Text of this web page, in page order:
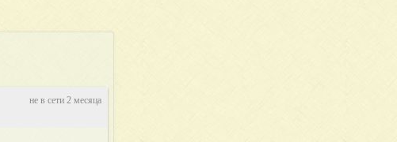
не в сети 2 месяца